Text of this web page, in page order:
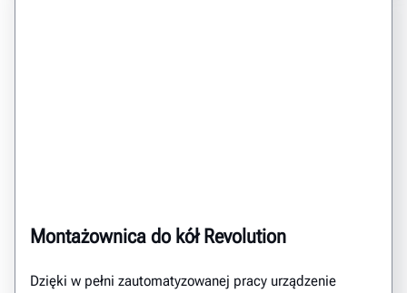
Montażownica do kół Revolution
Dzięki w pełni zautomatyzowanej pracy urządzenie